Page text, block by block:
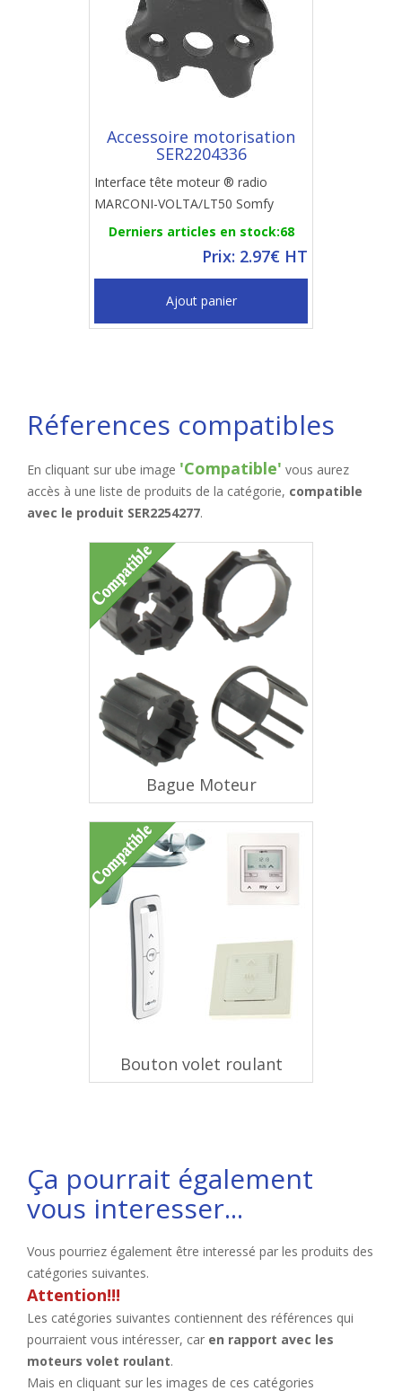
Accessoire motorisation
SER2204336
Interface tête moteur ® radio
MARCONI-VOLTA/LT50 Somfy
Derniers articles en stock:68
Prix: 2.97€ HT
Ajout panier
Réferences compatibles
En cliquant sur ube image 'Compatible' vous aurez
accès à une liste de produits de la catégorie, compatible
avec le produit SER2254277.
Bague Moteur
Bouton volet roulant
Ça pourrait également
vous interesser...
Vous pourriez également être interessé par les produits des
catégories suivantes.
Attention!!!
Les catégories suivantes contiennent des références qui
pourraient vous intéresser, car en rapport avec les
moteurs volet roulant.
Mais en cliquant sur les images de ces catégories